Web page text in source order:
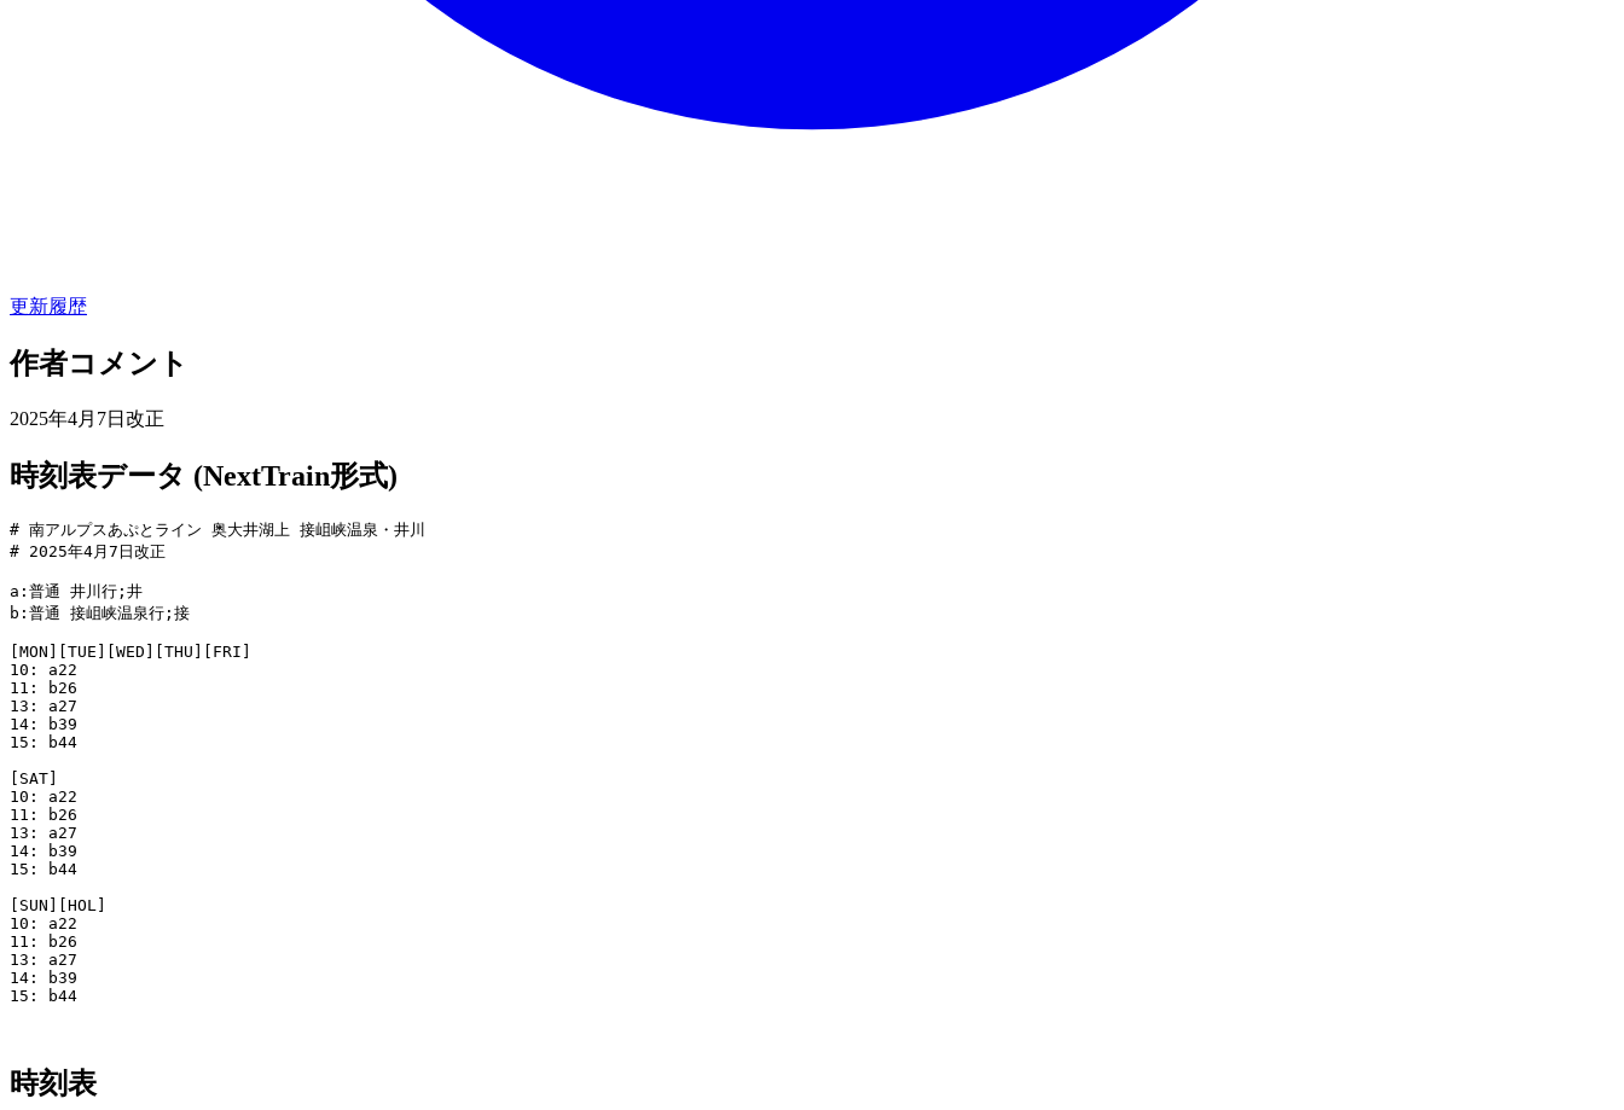
更新履歴
作者コメント
2025年4月7日改正
時刻表データ (NextTrain形式)
# 南アルプスあぷとライン 奥大井湖上 接岨峡温泉・井川
# 2025年4月7日改正
a:普通 井川行;井
b:普通 接岨峡温泉行;接
[MON][TUE][WED][THU][FRI]
10: a22
11: b26
13: a27
14: b39
15: b44
[SAT]
10: a22
11: b26
13: a27
14: b39
15: b44
[SUN][HOL]
10: a22
11: b26
13: a27
14: b39
15: b44
時刻表